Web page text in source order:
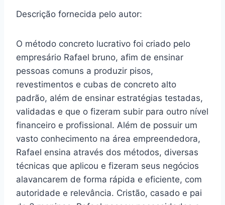
Descrição fornecida pelo autor:
O método concreto lucrativo foi criado pelo
empresário Rafael bruno, afim de ensinar
pessoas comuns a produzir pisos,
revestimentos e cubas de concreto alto
padrão, além de ensinar estratégias testadas,
validadas e que o fizeram subir para outro nível
financeiro e profissional. Além de possuir um
vasto conhecimento na área empreendedora,
Rafael ensina através dos métodos, diversas
técnicas que aplicou e fizeram seus negócios
alavancarem de forma rápida e eficiente, com
autoridade e relevância. Cristão, casado e pai